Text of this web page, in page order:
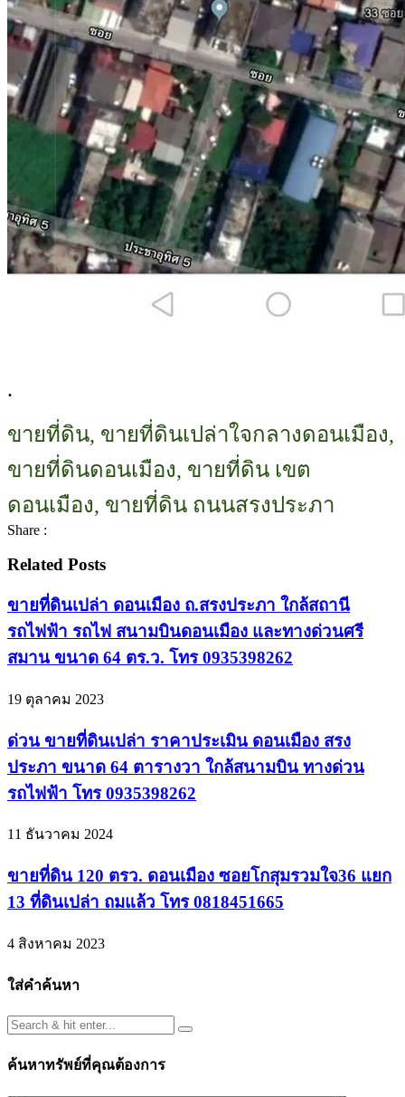
.
ขายที่ดิน, ขายที่ดินเปล่าใจกลางดอนเมือง,
ขายที่ดินดอนเมือง, ขายที่ดิน เขต
ดอนเมือง, ขายที่ดิน ถนนสรงประภา
Share :
Related Posts
ขายที่ดินเปล่า ดอนเมือง ถ.สรงประภา ใกล้สถานี
รถไฟฟ้า รถไฟ สนามบินดอนเมือง และทางด่วนศรี
สมาน ขนาด 64 ตร.ว. โทร 0935398262
19 ตุลาคม 2023
ด่วน ขายที่ดินเปล่า ราคาประเมิน ดอนเมือง สรง
ประภา ขนาด 64 ตารางวา ใกล้สนามบิน ทางด่วน
รถไฟฟ้า โทร 0935398262
11 ธันวาคม 2024
ขายที่ดิน 120 ตรว. ดอนเมือง ซอยโกสุมรวมใจ36 แยก
13 ที่ดินเปล่า ถมแล้ว โทร 0818451665
4 สิงหาคม 2023
ใส่คำค้นหา
ค้นหาทรัพย์ที่คุณต้องการ